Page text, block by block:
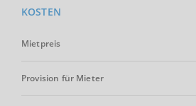
KOSTEN
Mietpreis
Provision für Mieter